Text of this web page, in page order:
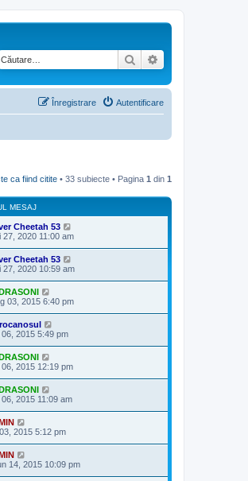
Căutare
Autentificare
Înregistrare
ca fiind citite • 33 subiecte • Pagina 1 din 1
MESAJ
Cheetah 53
27, 2020 11:00 am
Cheetah 53
27, 2020 10:59 am
03, 2015 6:40 pm
06, 2015 5:49 pm
06, 2015 12:19 pm
06, 2015 11:09 am
2015 5:12 pm
14, 2015 10:09 pm